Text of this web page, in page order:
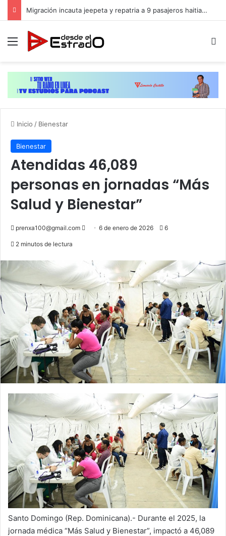
Migración incauta jeepeta y repatria a 9 pasajeros haitianos que transportaban en estatus irregular
Menú
Inicio / Bienestar
Bienestar
Atendidas 46,089
personas en jornadas “Más
Salud y Bienestar”
prenxa100@gmail.com
Send6 de enero de 2026 6
2 minutos de lectura
Santo Domingo (Rep. Dominicana).- Durante el 2025, la
jornada médica “Más Salud y Bienestar”, impactó a 46,089